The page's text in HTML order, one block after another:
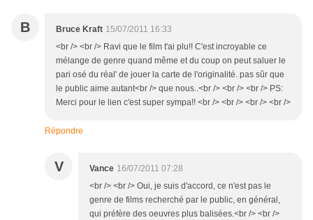
B Bruce Kraft 15/07/2011 16:33
<br /> <br /> Ravi que le film t'ai plu!! C'est incroyable ce
mélange de genre quand même et du coup on peut saluer le
pari osé du réal' de jouer la carte de l'originalité. pas sûr que
le public aime autant<br /> que nous..<br /> <br /> <br /> PS:
Merci pour le lien c'est super sympa!! <br /> <br /> <br /> <br />
Répondre
V Vance 16/07/2011 07:28
<br /> <br /> Oui, je suis d'accord, ce n'est pas le
genre de films recherché par le public, en général,
qui préfère des oeuvres plus balisées.<br /> <br />